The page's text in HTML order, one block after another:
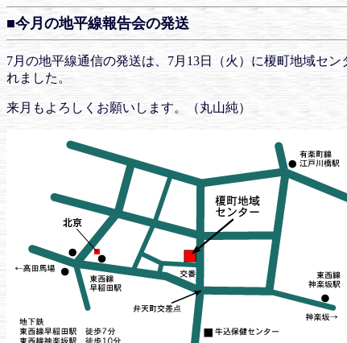
■今月の地平線報告会の発送
7月の地平線通信の発送は、7月13日（火）に榎町地域セ
れました。
来月もよろしくお願いします。（丸山純）